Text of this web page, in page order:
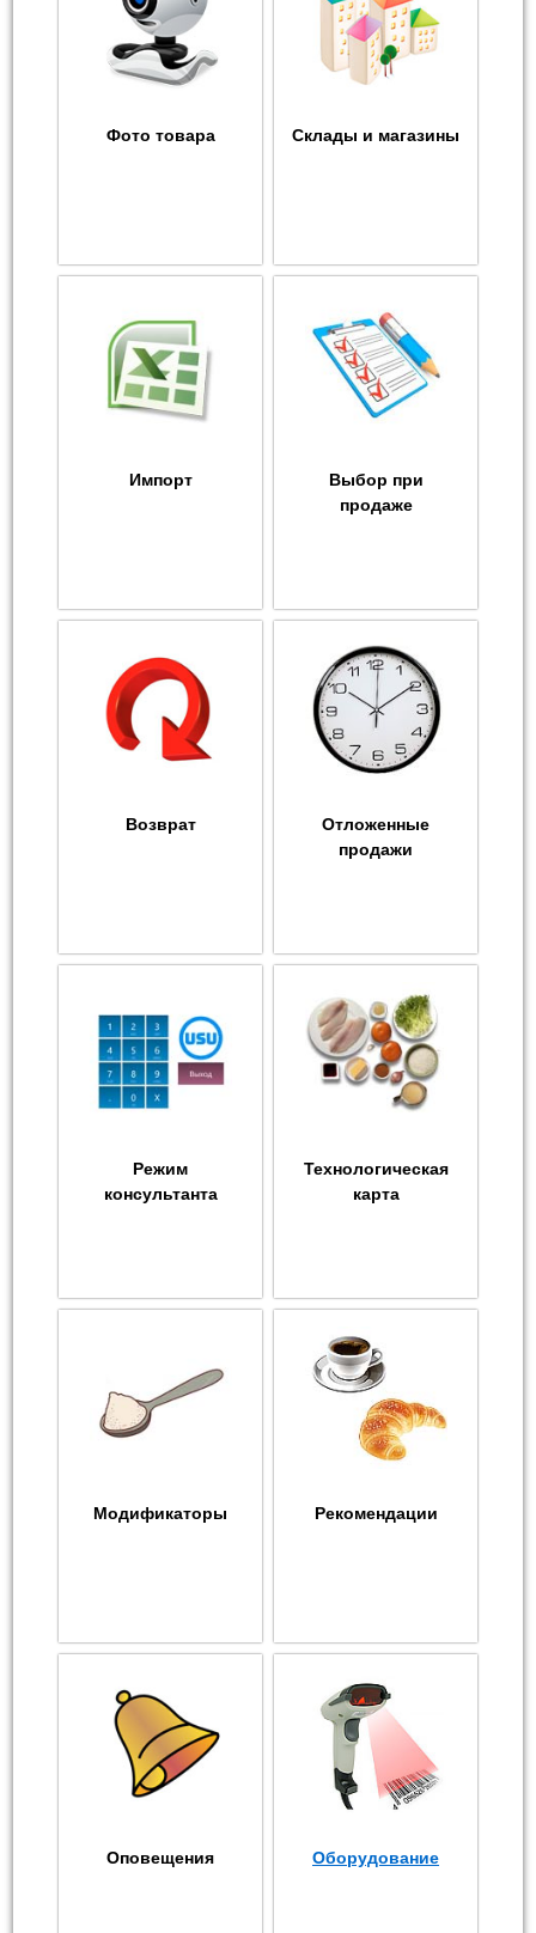
Фото товара Склады и магазины
Импорт
Выбор при
продаже
Возврат
Отложенные
продажи
Режим
консультанта
Технологическая
карта
Модификаторы Рекомендации
Оповещения Оборудование